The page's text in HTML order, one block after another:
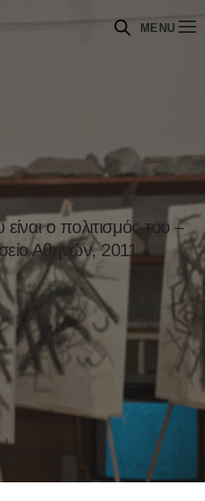
MENU
ο πολιτισμός του –
Αθηνών, 2011